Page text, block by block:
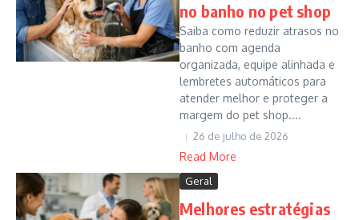
no banho no pet shop
Saiba como reduzir atrasos no
banho com agenda
organizada, equipe alinhada e
lembretes automáticos para
atender melhor e proteger a
margem do pet shop....
26 de julho de 2026
Read More
Geral
Melhores estratégias